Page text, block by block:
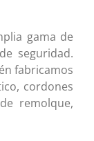
gama de
seguridad.
fabricamos
cordones
remolque,